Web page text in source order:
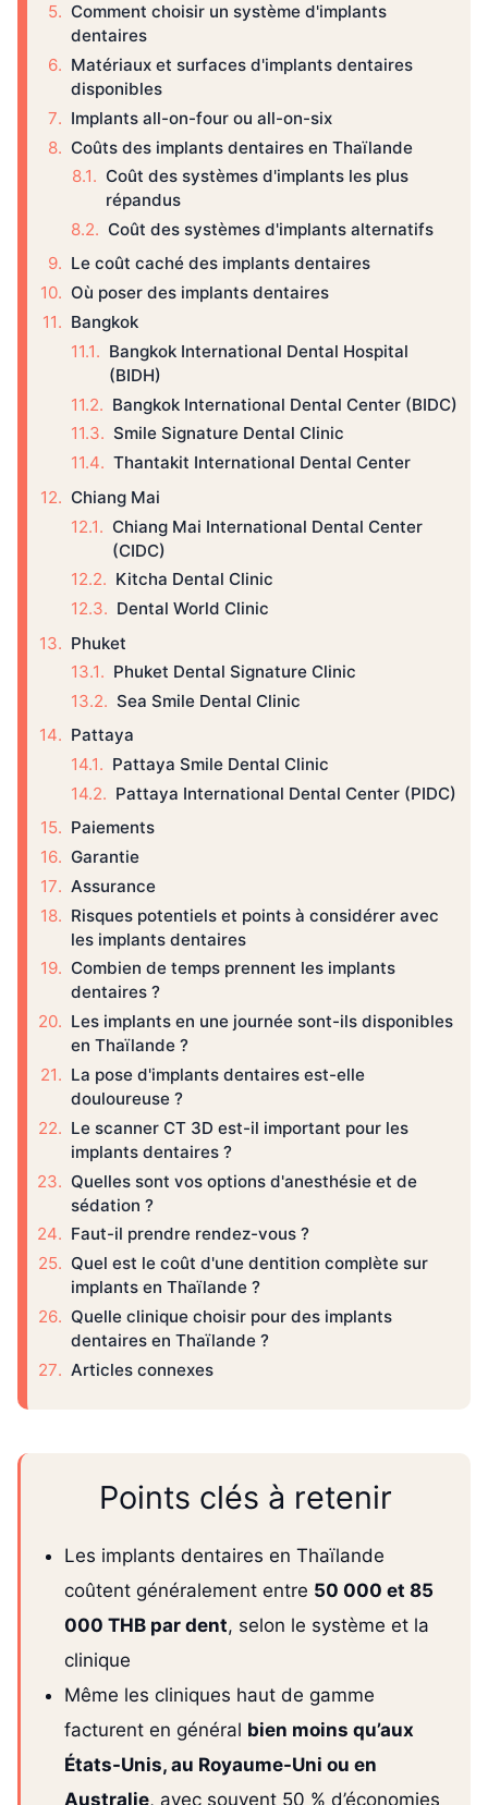
Comment choisir un système d'implants
dentaires
Matériaux et surfaces d'implants dentaires
disponibles
Implants all-on-four ou all-on-six
Coûts des implants dentaires en Thaïlande
Coût des systèmes d'implants les plus
répandus
Coût des systèmes d'implants alternatifs
Le coût caché des implants dentaires
Où poser des implants dentaires
Bangkok
Bangkok International Dental Hospital
(BIDH)
Bangkok International Dental Center (BIDC)
Smile Signature Dental Clinic
Thantakit International Dental Center
Chiang Mai
Chiang Mai International Dental Center
(CIDC)
Kitcha Dental Clinic
Dental World Clinic
Phuket
Phuket Dental Signature Clinic
Sea Smile Dental Clinic
Pattaya
Pattaya Smile Dental Clinic
Pattaya International Dental Center (PIDC)
Paiements
Garantie
Assurance
Risques potentiels et points à considérer avec
les implants dentaires
Combien de temps prennent les implants
dentaires ?
Les implants en une journée sont-ils disponibles
en Thaïlande ?
La pose d'implants dentaires est-elle
douloureuse ?
Le scanner CT 3D est-il important pour les
implants dentaires ?
Quelles sont vos options d'anesthésie et de
sédation ?
Faut-il prendre rendez-vous ?
Quel est le coût d'une dentition complète sur
implants en Thaïlande ?
Quelle clinique choisir pour des implants
dentaires en Thaïlande ?
Articles connexes
Points clés à retenir
Les implants dentaires en Thaïlande
coûtent généralement entre 50 000 et 85
000 THB par dent, selon le système et la
clinique
Même les cliniques haut de gamme
facturent en général bien moins qu’aux
États-Unis, au Royaume-Uni ou en
Australie, avec souvent 50 % d’économies